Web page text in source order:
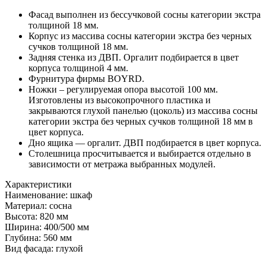
Фасад выполнен из бессучковой сосны категории экстра
толщиной 18 мм.
Корпус из массива сосны категории экстра без черных
сучков толщиной 18 мм.
Задняя стенка из ДВП. Оргалит подбирается в цвет
корпуса толщиной 4 мм.
Фурнитура фирмы BOYRD.
Ножки – регулируемая опора высотой 100 мм.
Изготовлены из высокопрочного пластика и
закрываются глухой панелью (цоколь) из массива сосны
категории экстра без черных сучков толщиной 18 мм в
цвет корпуса.
Дно ящика — оргалит. ДВП подбирается в цвет корпуса.
Столешница просчитывается и выбирается отдельно в
зависимости от метража выбранных модулей.
Характеристики
Наименование: шкаф
Материал: сосна
Высота: 820 мм
Ширина: 400/500 мм
Глубина: 560 мм
Вид фасада: глухой